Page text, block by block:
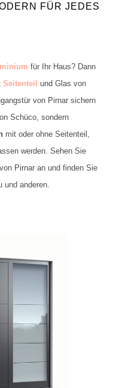
FÜR JEDES
für Ihr Haus? Dann
und Glas von
von Pirnar sichern
Schüco, sondern
mit oder ohne Seitenteil,
werden. Sehen Sie
Pirnar an und finden Sie
und anderen.